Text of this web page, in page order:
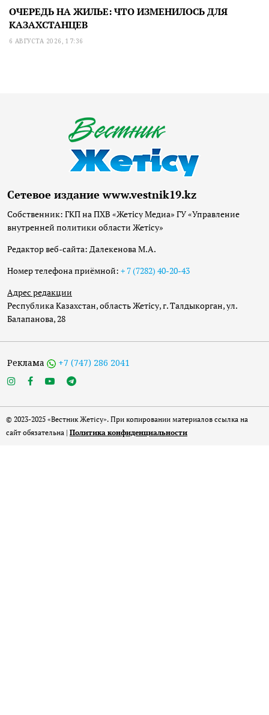
ОЧЕРЕДЬ НА ЖИЛЬЕ: ЧТО ИЗМЕНИЛОСЬ ДЛЯ
КАЗАХСТАНЦЕВ
6 АВГУСТА 2026, 17:36
Сетевое издание www.vestnik19.kz
Собственник: ГКП на ПХВ «Жетісу Медиа» ГУ «Управление
внутренней политики области Жетісу»
Редактор веб-сайта: Далекенова М.А.
Номер телефона приёмной: + 7 (7282) 40-20-43
Адрес редакции
Республика Казахстан, область Жетісу, г. Талдыкорган, ул.
Балапанова, 28
Реклама +7 (747) 286 2041
© 2023-2025 «Вестник Жетісу». При копировании материалов ссылка на
сайт обязательна | Политика конфиденциальности